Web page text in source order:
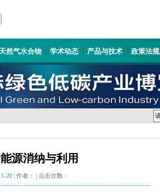
然气水合物 学术动态 产品与技术 政策法规
源消纳与利用
20 | 作者： | 点击次数：